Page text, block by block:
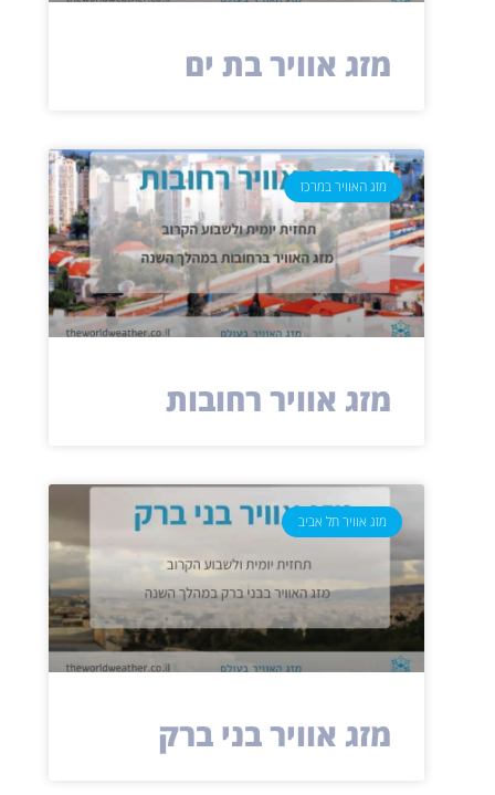
מזג אוויר בת ים
מזג האוויר במרכז
מזג אוויר רחובות
מזג אוויר תל אביב
מזג אוויר בני ברק